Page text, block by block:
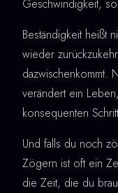
Geschwindigkeit,
Beständigkeit heißt
wieder
dazwischenkommt.
verändert ein
konsequenten
Und falls du noch
Zögern ist oft ein
die Zeit, die du